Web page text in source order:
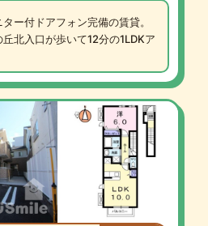
ー付ドアフォン完備の賃貸。
北入口が歩いて12分の1LDKア